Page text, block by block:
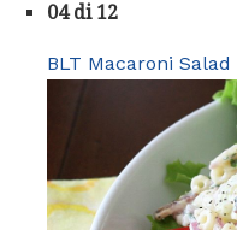
04 di 12
BLT Macaroni